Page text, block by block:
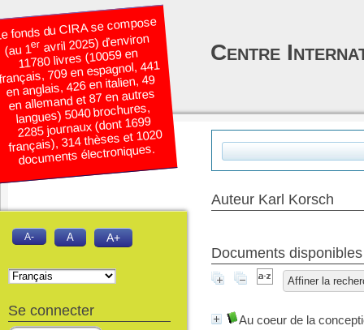
Auteur Karl Korsch
Documents
Affiner la
Au coeur de la
fonds du CIRA se compose
(au 1eravril 2025) d’environ
11780 livres (10059 en
709 en espagnol, 441
en anglais, 426 en italien, 49
en allemand et 87 en autres
langues) 5040 brochures,
2285 journaux (dont 1699
français), 314 thèses et 1020
documents électroniques.
Centre
A- A A+
Se connecter